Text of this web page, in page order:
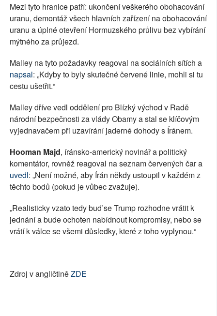
Mezi tyto hranice patří: ukončení veškerého obohacování
uranu, demontáž všech hlavních zařízení na obohacování
uranu a úplné otevření Hormuzského průlivu bez vybírání
mýtného za průjezd.
Malley na tyto požadavky reagoval na sociálních sítích a
napsal: „Kdyby to byly skutečné červené linie, mohli si tu
cestu ušetřit.“
Malley dříve vedl oddělení pro Blízký východ v Radě
národní bezpečnosti za vlády Obamy a stal se klíčovým
vyjednavačem při uzavírání jaderné dohody s Íránem.
Hooman Majd, íránsko-americký novinář a politický
komentátor, rovněž reagoval na seznam červených čar a
uvedl: „Není možné, aby Írán někdy ustoupil v každém z
těchto bodů (pokud je vůbec zvažuje).
„Realisticky vzato tedy buď se Trump rozhodne vrátit k
jednání a bude ochoten nabídnout kompromisy, nebo se
vrátí k válce se všemi důsledky, které z toho vyplynou.“
Zdroj v angličtiněZDE